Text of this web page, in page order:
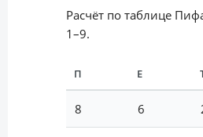
Расчёт по таблице
1–9.
П Е
8 6